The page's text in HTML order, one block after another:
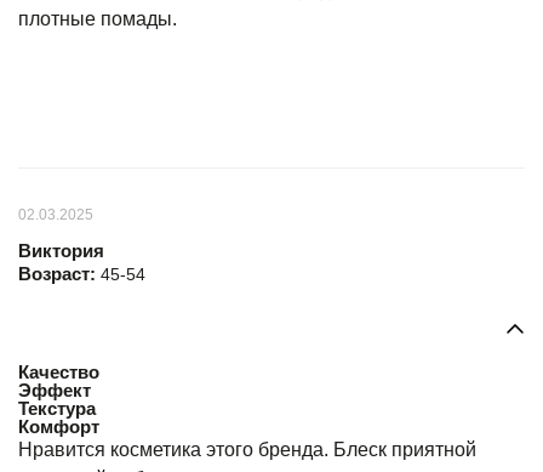
плотные помады.
02.03.2025
Виктория
Возраст: 45-54
Качество
Эффект
Текстура
Комфорт
Нравится косметика этого бренда. Блеск приятной